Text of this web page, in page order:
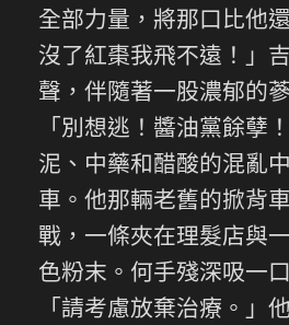
全部力量，將那口比他
沒了紅棗我飛不遠！」
聲，伴隨著一股濃郁的
「別想逃！醬油黨餘孽
泥、中藥和醋酸的混亂
車。他那輛老舊的掀背
戰，一條夾在理髮店與
色粉末。何手殘深吸一
「請考慮放棄治療。」